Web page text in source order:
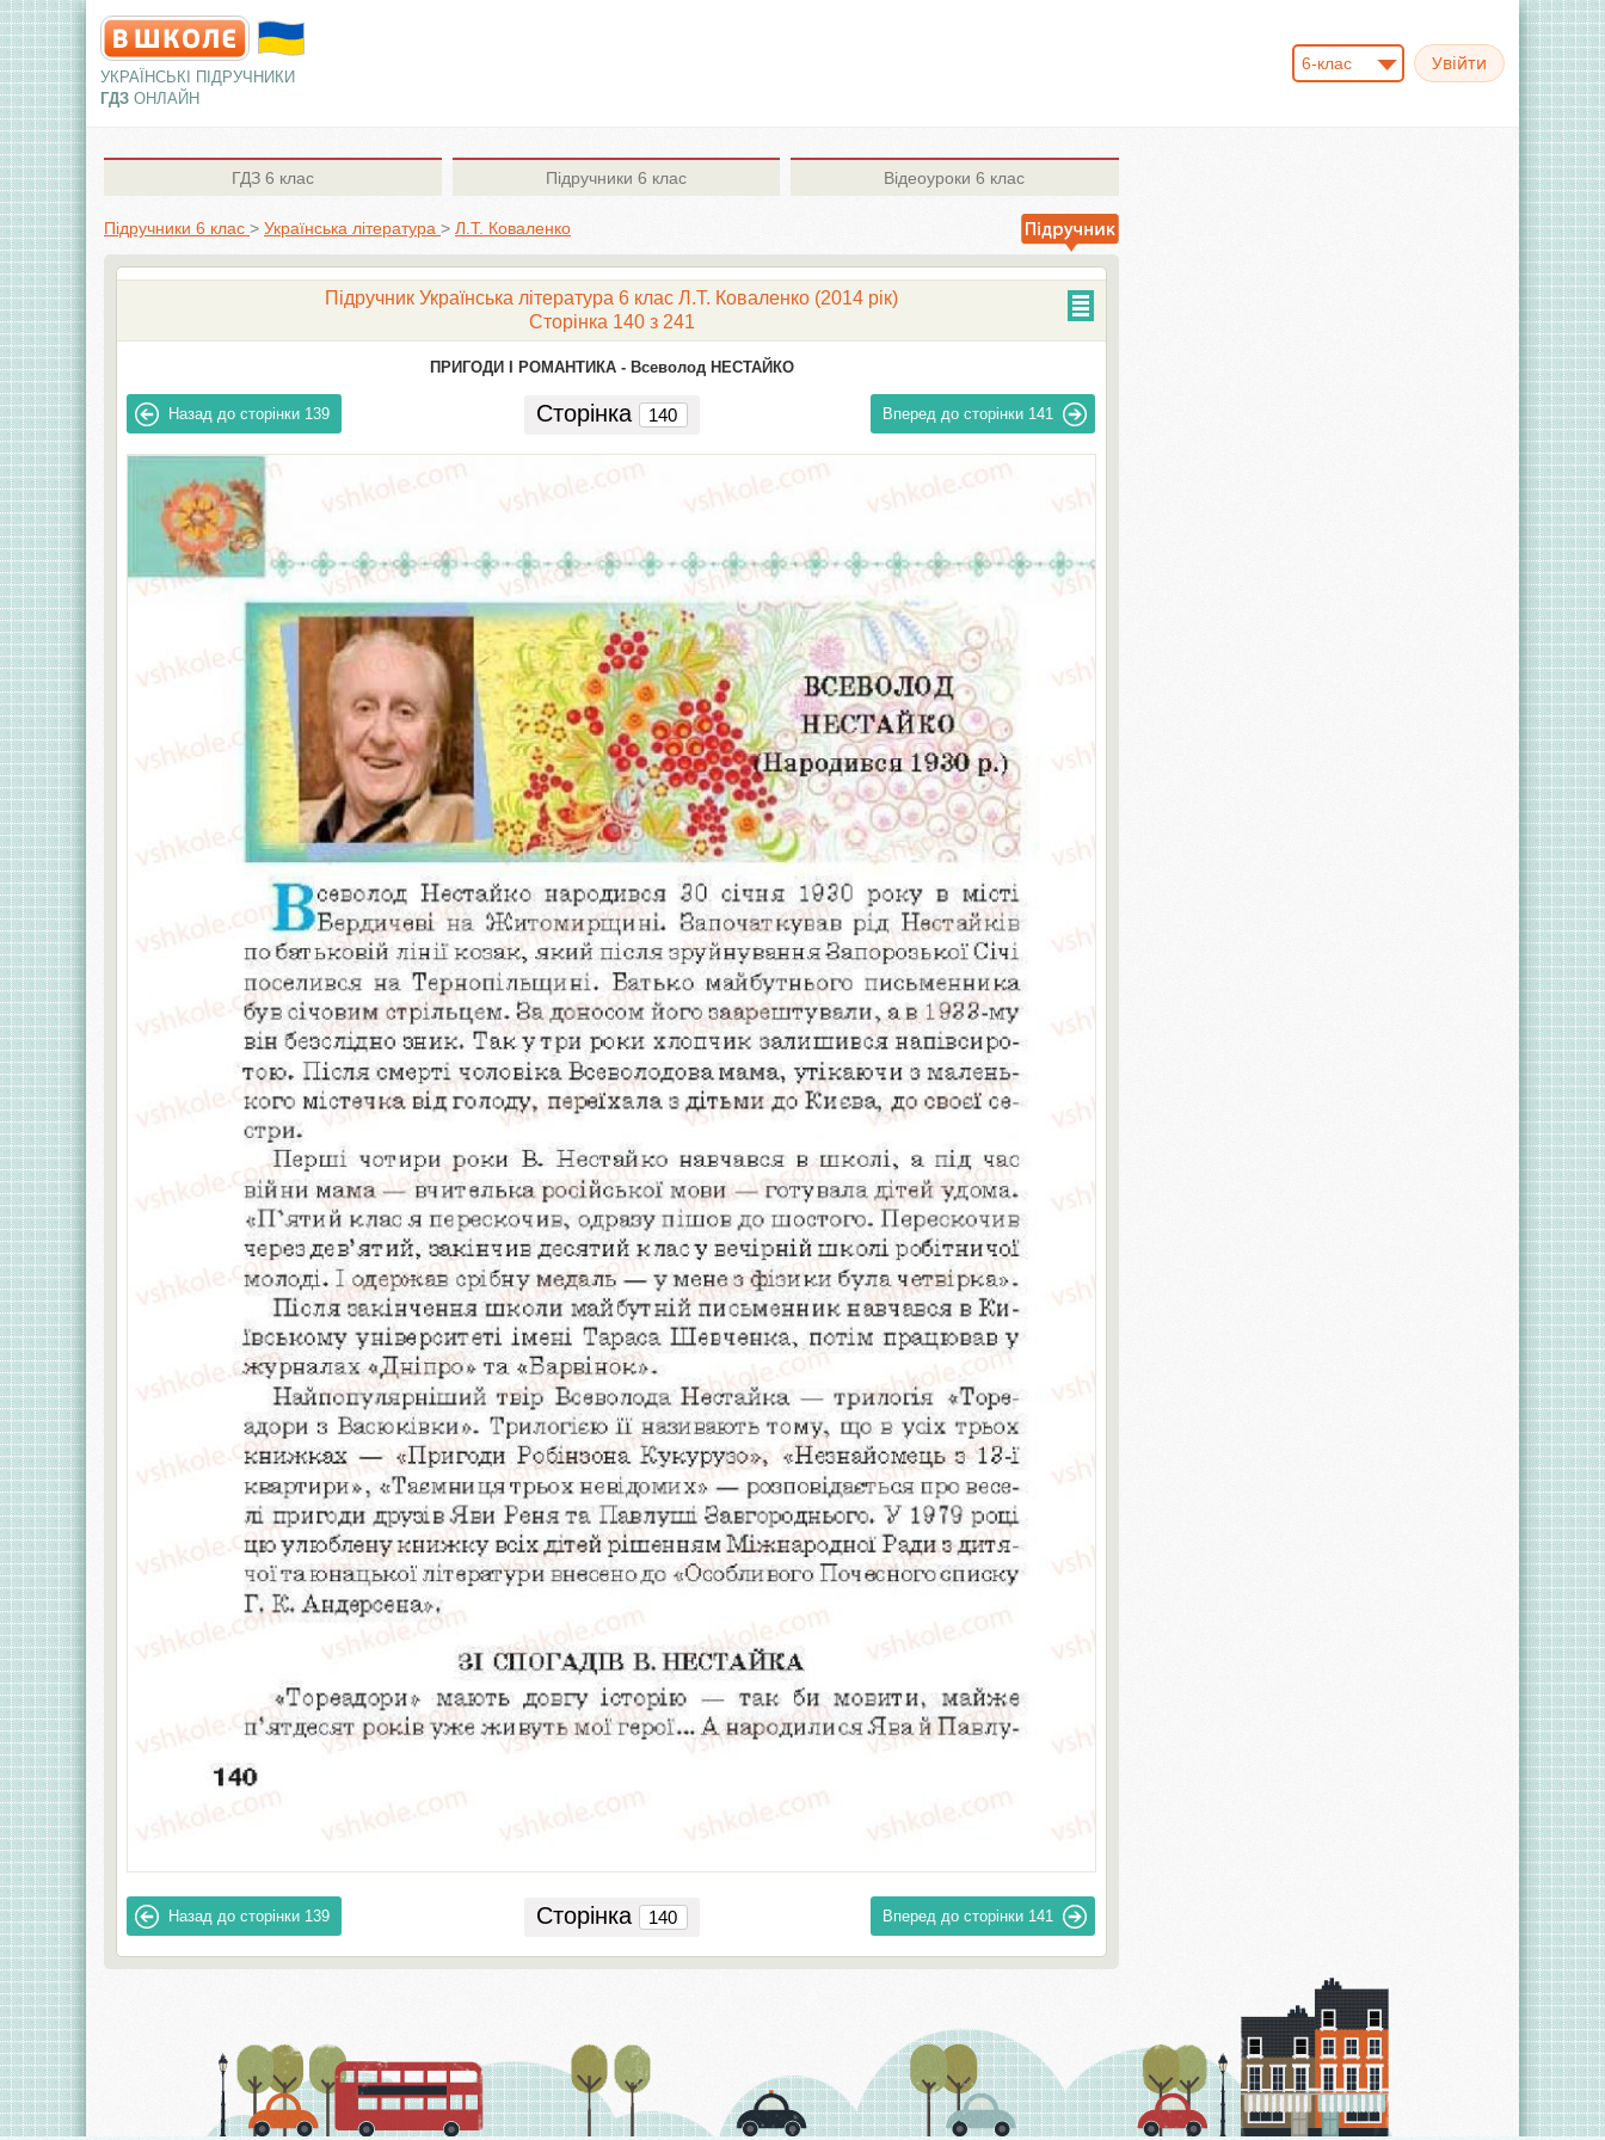
УКРАЇНСЬКІ ПІДРУЧНИКИ
ГДЗ ОНЛАЙН
6-клас
ГДЗ 6 клас Підручники 6 клас Відеоуроки 6 клас
Підручники 6 клас > Українська література > Л.Т. Коваленко
Підручник Українська література 6 клас Л.Т. Коваленко (2014 рік)
Сторінка 140 з 241
ПРИГОДИ І РОМАНТИКА - Всеволод НЕСТАЙКО
Назад до сторінки 139 Сторінка Вперед до сторінки 141
Назад до сторінки 139 Сторінка Вперед до сторінки 141